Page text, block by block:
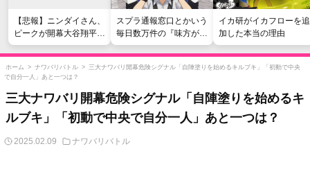
【悲報】ニンダイさん、
ピークが開幕大谷翔平の
がっかりダイレクトだっ
たと言われてしまう
スプラ通報窓口とかいう
毎日数万件の『味方が弱
い』愚痴を読まされる苦
行
イカ研がイカフローを追
加した本当の理由
ホーム > ナワバリバトル > 三大ナワバリ開幕危険シグナル「自陣塗りを始めるキルブキ」「初動で中央
で自分一人」あと一つは？
三大ナワバリ開幕危険シグナル「自陣塗りを始めるキ
ルブキ」「初動で中央で自分一人」あと一つは？
2025.02.09 ナワバリバトル